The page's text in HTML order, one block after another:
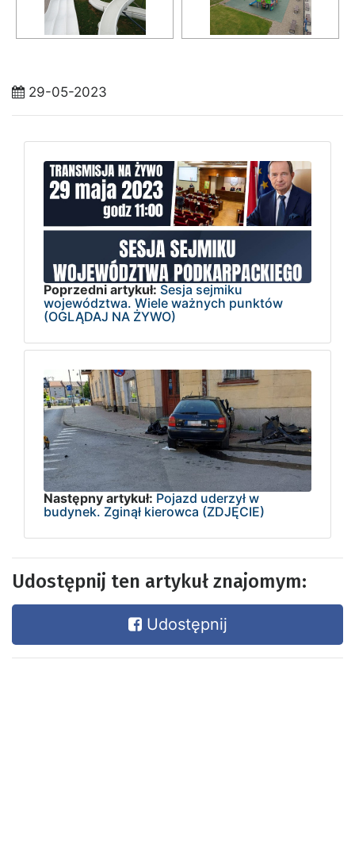
29-05-2023
Poprzedni artykuł: Sesja sejmiku
województwa. Wiele ważnych punktów
(OGLĄDAJ NA ŻYWO)
Następny artykuł: Pojazd uderzył w
budynek. Zginął kierowca (ZDJĘCIE)
Udostępnij ten artykuł znajomym:
Udostępnij